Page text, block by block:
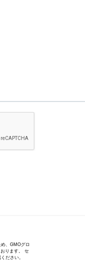
、GMOグロ
ります。 セ
ださい。